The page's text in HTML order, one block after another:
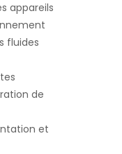
appareils
fluides
de
et